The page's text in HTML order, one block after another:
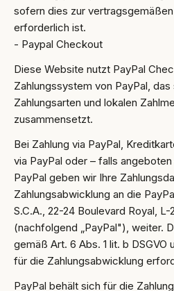
sofern dies zur
erforderlich ist.
- Paypal Checkout
Diese Website nutzt PayPal
Zahlungssystem von PayPal,
Zahlungsarten und lokalen
zusammensetzt.
Bei Zahlung via PayPal,
via PayPal oder – falls angeboten
PayPal geben wir Ihre
Zahlungsabwicklung an die
S.C.A., 22-24 Boulevard Royal,
(nachfolgend „PayPal"), weiter.
gemäß Art. 6 Abs. 1 lit. b DSGVO
für die Zahlungsabwicklung
PayPal behält sich für die